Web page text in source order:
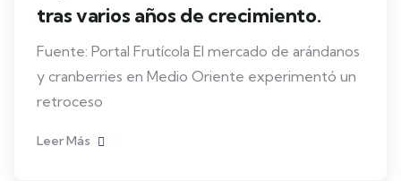
tras varios años de crecimiento.
Fuente: Portal Frutícola El mercado de arándanos
y cranberries en Medio Oriente experimentó un
retroceso
Leer Más